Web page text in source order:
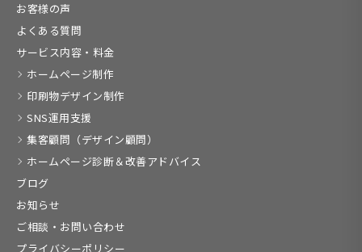
お客様の声
よくある質問
サービス内容・料金
ホームページ制作
印刷物デザイン制作
SNS運用支援
集客顧問（デザイン顧問）
ホームページ診断＆改善アドバイス
ブログ
お知らせ
ご相談・お問い合わせ
プライバシーポリシー